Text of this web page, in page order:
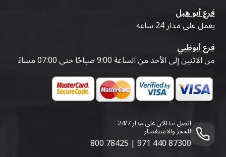
فرع أبو هيل
يعمل على مدار 24 ساعة
فرع أبوظبي
من الاثنين إلى الأحد من الساعة 9:00 صباحًا حتى 07:00 مساءً
اتصل بنا الآن على مدار 24/7
للحجز والاستفسار
800 78425 | 971 440 87300